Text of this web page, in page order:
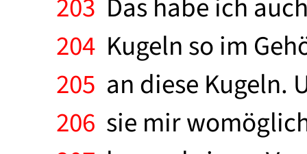
203 Das habe ich
204 Kugeln so im
205 an diese Kugeln.
206 sie mir